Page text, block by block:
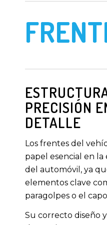
PRECISIÓN
DETALLE
Los frentes del
papel esencial en
del automóvil, ya
elementos clave
paragolpes o el
Su correcto diseño